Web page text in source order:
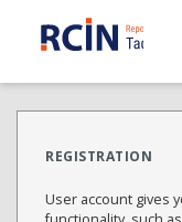
REGISTRATION
User account gives